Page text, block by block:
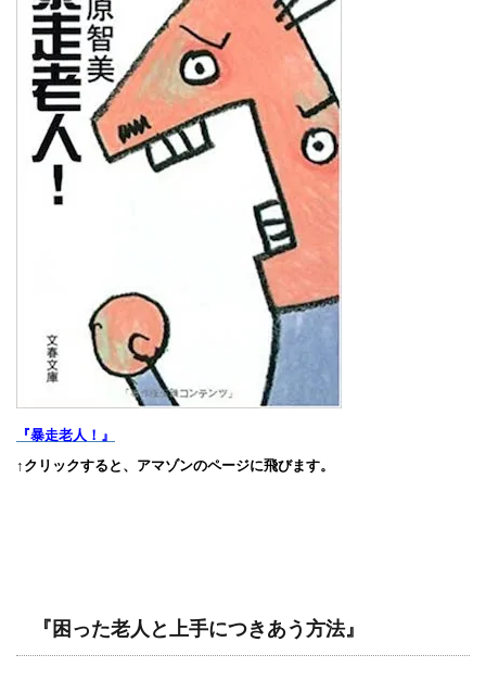
『暴走老人！』
↑クリックすると、アマゾンのページに飛びます。
『困った老人と上手につきあう方法』